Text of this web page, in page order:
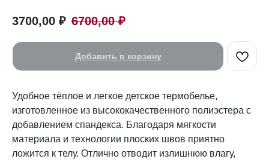
3700,00 ₽ 6700,00 ₽
Добавить в корзину
Удобное тёплое и легкое детское термобелье,
изготовленное из высококачественного полиэстера с
добавлением спандекса. Благодаря мягкости
материала и технологии плоских швов приятно
ложится к телу. Отлично отводит излишнюю влагу,